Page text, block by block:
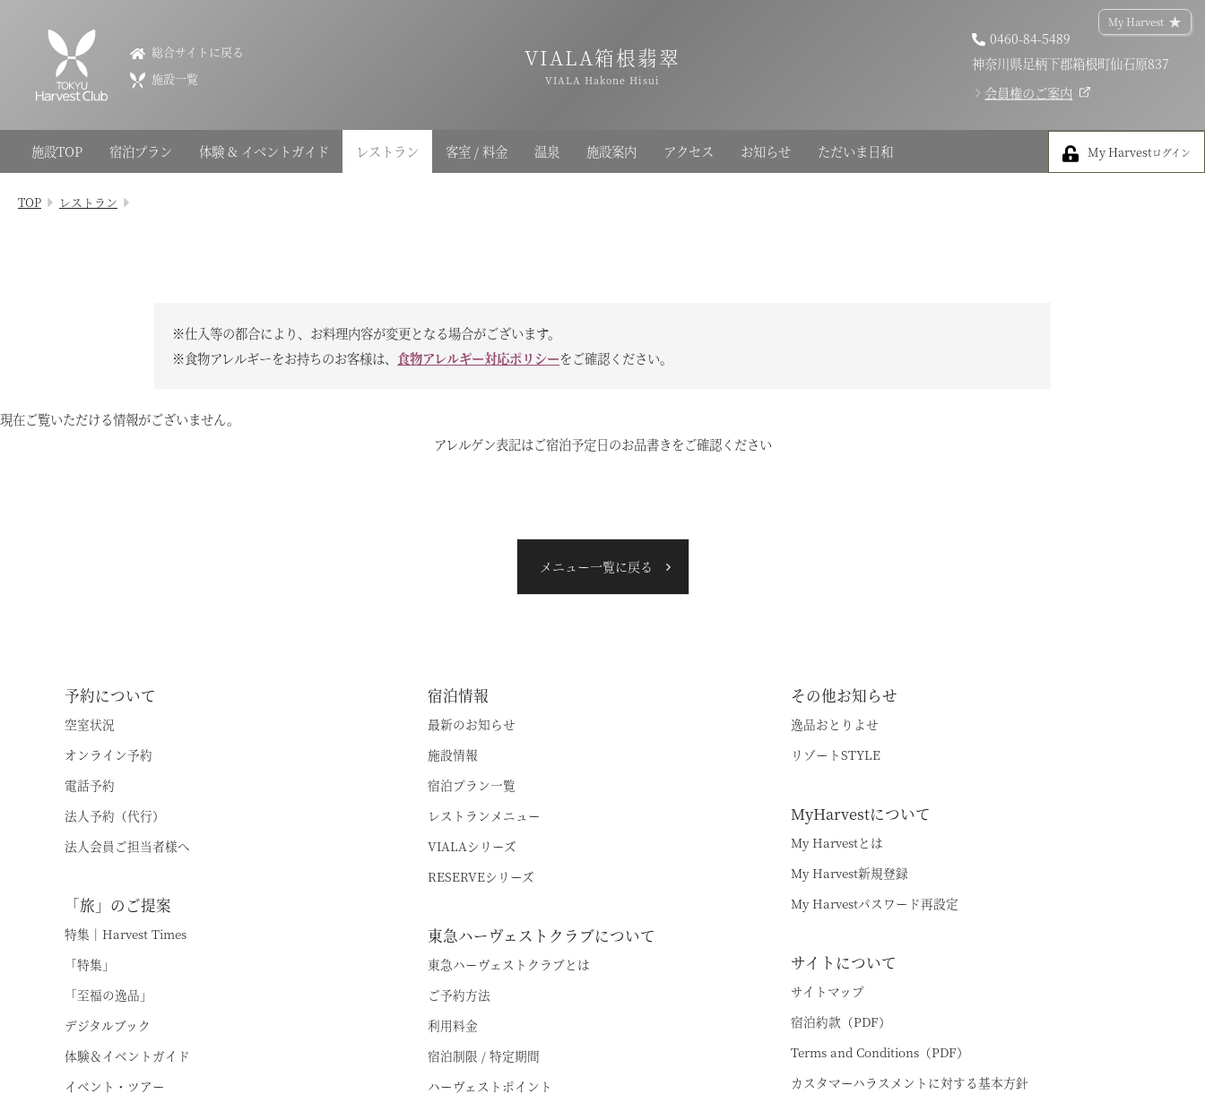
総合サイトに戻る
施設一覧
VIALA箱根翡翠
VIALA Hakone Hisui
0460-84-5489
神奈川県足柄下郡箱根町仙石原837
会員権のご案内
My Harvest
施設TOP 宿泊プラン 体験 & イベントガイド レストラン 客室 / 料金 温泉 施設案内 アクセス お知らせ ただいま日和 My Harvestログイン
VIALA箱根翡翠
VIALA Hakone Hisui
会員権のご案内
TOP
総合サイトに戻る
TOP レストラン
※仕入等の都合により、お料理内容が変更となる場合がございます。
※食物アレルギーをお持ちのお客様は、 食物アレルギー対応ポリシーをご確認ください。
現在ご覧いただける情報がございません。
アレルゲン表記はご宿泊予定日のお品書きをご確認ください
メニュー一覧に戻る
オンライン予約はこちら
※ご利用には「 My Harvest 」へのログインが必要です
お電話でのご予約はこちら 法人予約（代行）はこちら
予約について
空室状況
オンライン予約
電話予約
法人予約（代行）
法人会員ご担当者様へ
「旅」のご提案
特集｜Harvest Times
「特集」
「至福の逸品」
デジタルブック
体験＆イベントガイド
イベント・ツアー
宿泊情報
最新のお知らせ
施設情報
宿泊プラン一覧
レストランメニュー
VIALAシリーズ
RESERVEシリーズ
東急ハーヴェストクラブについて
東急ハーヴェストクラブとは
ご予約方法
利用料金
宿泊制限 / 特定期間
ハーヴェストポイント
その他お知らせ
逸品おとりよせ
リゾートSTYLE
MyHarvestについて
My Harvestとは
My Harvest新規登録
My Harvestパスワード再設定
サイトについて
サイトマップ
宿泊約款（PDF）
Terms and Conditions（PDF）
カスタマーハラスメントに対する基本方針